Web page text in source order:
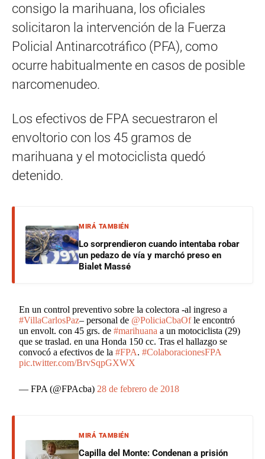
consigo la marihuana, los oficiales
solicitaron la intervención de la Fuerza
Policial Antinarcotráfico (PFA), como
ocurre habitualmente en casos de posible
narcomenudeo.
Los efectivos de FPA secuestraron el
envoltorio con los 45 gramos de
marihuana y el motociclista quedó
detenido.
MIRÁ TAMBIÉN
Lo sorprendieron cuando intentaba robar
un pedazo de vía y marchó preso en
Bialet Massé
En un control preventivo sobre la colectora -al ingreso a
#VillaCarlosPaz– personal de @PoliciaCbaOfle encontró
un envolt. con 45 grs. de#marihuana a un motociclista (29)
que se traslad. en una Honda 150 cc. Tras el hallazgo se
convocó a efectivos de la#FPA.#ColaboracionesFPA
pic.twitter.com/BrvSqpGXWX
— FPA (@FPAcba) 28 de febrero de 2018
MIRÁ TAMBIÉN
Capilla del Monte: Condenan a prisión